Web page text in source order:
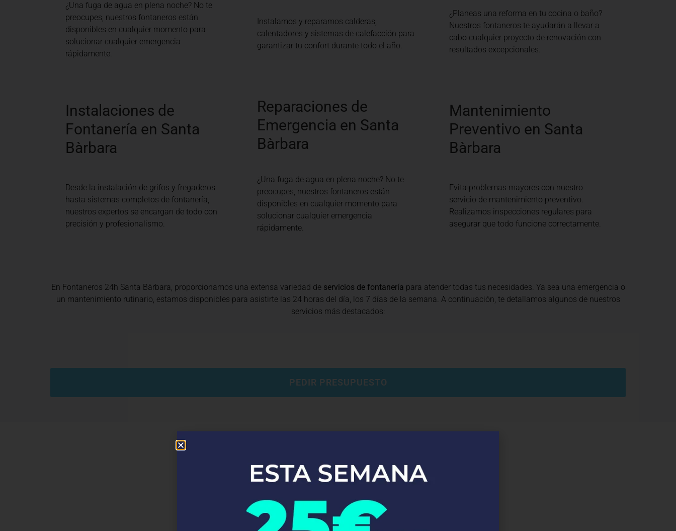
¿Una fuga de agua en plena noche? No te
preocupes, nuestros fontaneros están
disponibles en cualquier momento para
solucionar cualquier emergencia
rápidamente.
Instalamos y reparamos calderas,
calentadores y sistemas de calefacción para
garantizar tu confort durante todo el año.
¿Planeas una reforma en tu cocina o baño?
Nuestros fontaneros te ayudarán a llevar a
cabo cualquier proyecto de renovación con
resultados excepcionales.
Instalaciones de
Fontanería en Santa
Bàrbara
Desde la instalación de grifos y fregaderos
hasta sistemas completos de fontanería,
nuestros expertos se encargan de todo con
precisión y profesionalismo.
Reparaciones de
Emergencia en Santa
Bàrbara
¿Una fuga de agua en plena noche? No te
preocupes, nuestros fontaneros están
disponibles en cualquier momento para
solucionar cualquier emergencia
rápidamente.
Mantenimiento
Preventivo en Santa
Bàrbara
Evita problemas mayores con nuestro
servicio de mantenimiento preventivo.
Realizamos inspecciones regulares para
asegurar que todo funcione correctamente.
En Fontaneros 24h Santa Bàrbara, proporcionamos una extensa variedad de servicios de fontanería para atender todas tus necesidades. Ya sea una emergencia o
un mantenimiento rutinario, estamos disponibles para asistirte las 24 horas del día, los 7 días de la semana. A continuación, te detallamos algunos de nuestros
servicios más destacados:
PEDIR PRESUPUESTO